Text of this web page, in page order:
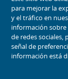
Herramientas
iconos de medios
para mejorar la
y el tráfico en
información
de redes sociales,
señal de
información está